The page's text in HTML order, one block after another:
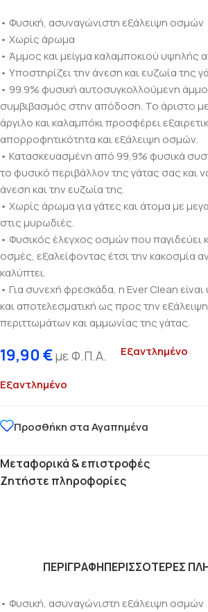
• Φυσική, ασυναγώνιστη εξάλειψη οσμών
• Χωρίς άρωμα
• Άμμος και μείγμα καλαμποκιού υψηλής
• Υποστηρίζει την άνεση και ευζωία της
• 99.9% φυσική αυτοσυγκολλούμενη
συμβιβασμός στην απόδοση. Το άριστο
άργιλο και καλαμπόκι προσφέρει
απορροφητικότητα και εξάλειψη οσμών.
• Κατασκευασμένη από 99,9% φυσικά
το φυσικό περιβάλλον της γάτας σας και
άνεση και την ευζωία της.
• Χωρίς άρωμα για γάτες και άτομα με
στις μυρωδιές.
• Φυσικός έλεγχος οσμών που παγιδεύει
οσμές, εξαλείφοντας έτσι την κακοσμία
καλύπτει.
• Για συνεχή φρεσκάδα, η Ever Clean
και αποτελεσματική ως προς την
περιττωμάτων και αμμωνίας της γάτας.
19,90 €με Φ.Π.Α. Εξαντλημένο
Εξαντλημένο
Προσθήκη στα Αγαπημένα
Μεταφορικά & επιστροφές
Ζητήστε πληροφορίες
ΠΕΡΙΓΡΑΦΗΠΕΡΙΣΣΟΤΕΡΕΣ
• Φυσική, ασυναγώνιστη εξάλειψη οσμών